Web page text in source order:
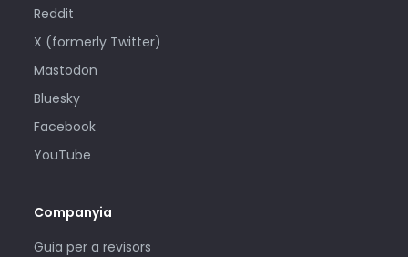
Reddit
X (formerly Twitter)
Mastodon
Bluesky
Facebook
YouTube
Companyia
Guia per a revisors